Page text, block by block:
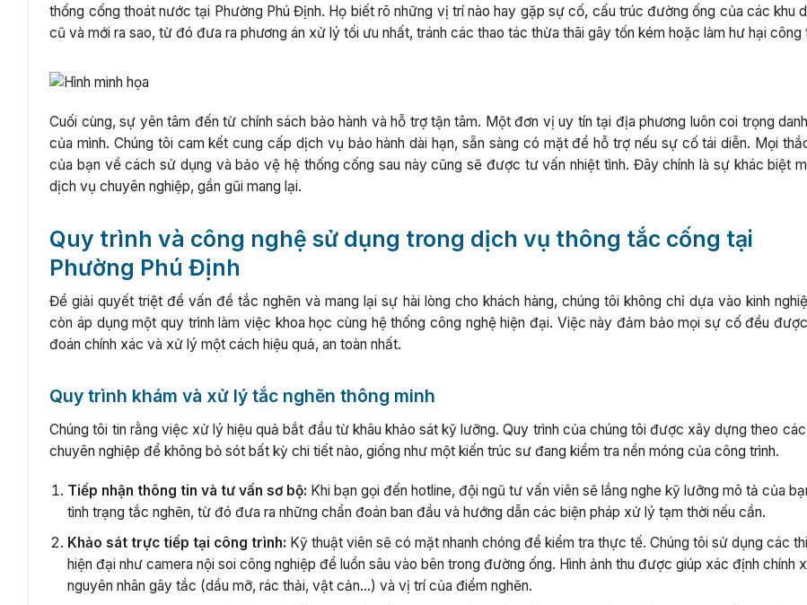
thống cống thoát nước tại Phường Phú Định. Họ biết rõ những vị trí nào hay gặp sự cố, cấu trúc đường ống của các khu
cũ và mới ra sao, từ đó đưa ra phương án xử lý tối ưu nhất, tránh các thao tác thừa thãi gây tốn kém hoặc làm hư hại công
Cuối cùng, sự yên tâm đến từ chính sách bảo hành và hỗ trợ tận tâm. Một đơn vị uy tín tại địa phương luôn coi trọng
của mình. Chúng tôi cam kết cung cấp dịch vụ bảo hành dài hạn, sẵn sàng có mặt để hỗ trợ nếu sự cố tái diễn. Mọi
của bạn về cách sử dụng và bảo vệ hệ thống cống sau này cũng sẽ được tư vấn nhiệt tình. Đây chính là sự khác biệt
dịch vụ chuyên nghiệp, gần gũi mang lại.
Quy trình và công nghệ sử dụng trong dịch vụ thông tắc cống tại
Phường Phú Định
Để giải quyết triệt để vấn đề tắc nghẽn và mang lại sự hài lòng cho khách hàng, chúng tôi không chỉ dựa vào kinh
còn áp dụng một quy trình làm việc khoa học cùng hệ thống công nghệ hiện đại. Việc này đảm bảo mọi sự cố đều
đoán chính xác và xử lý một cách hiệu quả, an toàn nhất.
Quy trình khám và xử lý tắc nghẽn thông minh
Chúng tôi tin rằng việc xử lý hiệu quả bắt đầu từ khâu khảo sát kỹ lưỡng. Quy trình của chúng tôi được xây dựng theo
chuyên nghiệp để không bỏ sót bất kỳ chi tiết nào, giống như một kiến trúc sư đang kiểm tra nền móng của công trình.
Tiếp nhận thông tin và tư vấn sơ bộ: Khi bạn gọi đến hotline, đội ngũ tư vấn viên sẽ lắng nghe kỹ lưỡng mô tả của
tình trạng tắc nghẽn, từ đó đưa ra những chẩn đoán ban đầu và hướng dẫn các biện pháp xử lý tạm thời nếu cần.
Khảo sát trực tiếp tại công trình: Kỹ thuật viên sẽ có mặt nhanh chóng để kiểm tra thực tế. Chúng tôi sử dụng các
hiện đại như camera nội soi công nghiệp để luồn sâu vào bên trong đường ống. Hình ảnh thu được giúp xác định chính
nguyên nhân gây tắc (dầu mỡ, rác thải, vật cản…) và vị trí của điểm nghẽn.